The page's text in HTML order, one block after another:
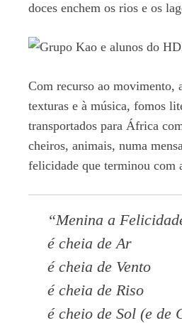
doces enchem os rios e os
Com recurso ao movimento,
texturas e à música, fomos
transportados para África
cheiros, animais, numa
felicidade que terminou com
“Menina a
é cheia de Ar
é cheia de Vento
é cheia de Riso
é cheio de Sol (e de